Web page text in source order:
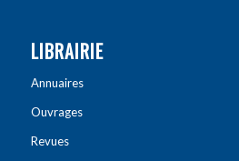
LIBRAIRIE
Annuaires
Ouvrages
Revues